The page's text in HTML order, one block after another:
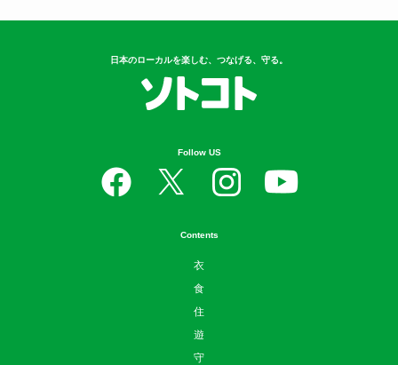
日本のローカルを楽しむ、つなげる、守る。
Follow US
Contents
衣
食
住
遊
守